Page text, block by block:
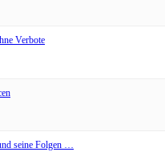
Verbote
seine Folgen …